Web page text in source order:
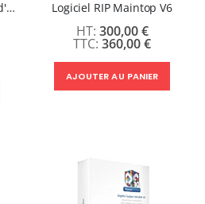
Calibration et réalisation d'un profil ICC dédié à votre imprimante DTF Logiciel RIP Maintop V6
360,00 €
300,00 €
AJOUTER AU PANIER